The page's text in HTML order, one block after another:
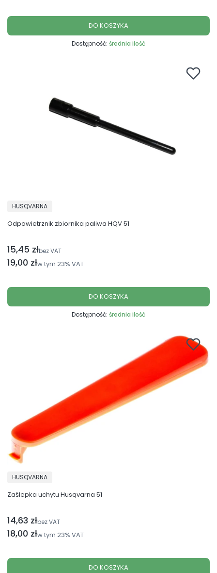
DO KOSZYKA
Dostępność: średnia ilość
Odpowietrznik zbiornika paliwa HQV 51
PRODUCENT
HUSQVARNA
Cena brutto
19,00 złw tym 23% VAT
Cena netto
15,45 złbez VAT
DO KOSZYKA
Dostępność: średnia ilość
Zaślepka uchytu Husqvarna 51
PRODUCENT
HUSQVARNA
Cena brutto
18,00 złw tym 23% VAT
Cena netto
14,63 złbez VAT
DO KOSZYKA